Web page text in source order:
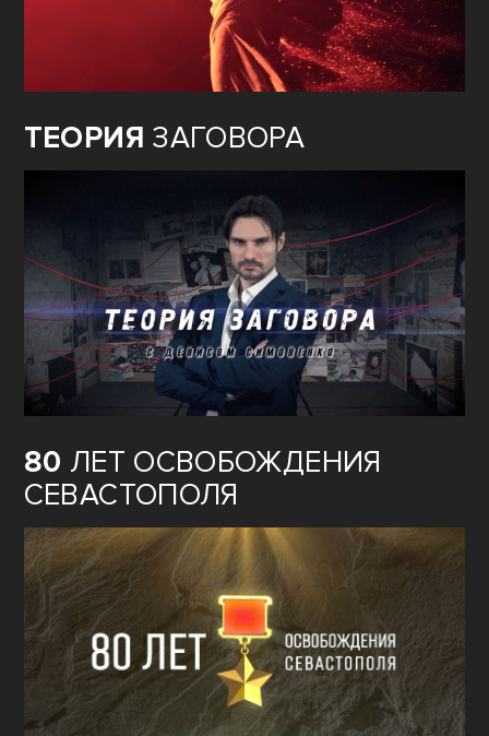
ТЕОРИЯ ЗАГОВОРА
80 ЛЕТ ОСВОБОЖДЕНИЯ
СЕВАСТОПОЛЯ